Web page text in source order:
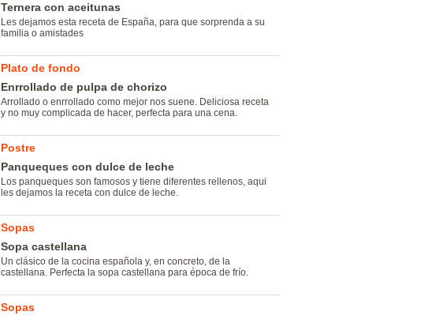
Ternera con aceitunas
Les dejamos esta receta de España, para que sorprenda a su
familia o amistades
Plato de fondo
Enrrollado de pulpa de chorizo
Arrollado o enrrollado como mejor nos suene. Deliciosa receta
y no muy complicada de hacer, perfecta para una cena.
Postre
Panqueques con dulce de leche
Los panqueques son famosos y tiene diferentes rellenos, aqui
les dejamos la receta con dulce de leche.
Sopas
Sopa castellana
Un clásico de la cocina española y, en concreto, de la
castellana. Perfecta la sopa castellana para época de frío.
Sopas